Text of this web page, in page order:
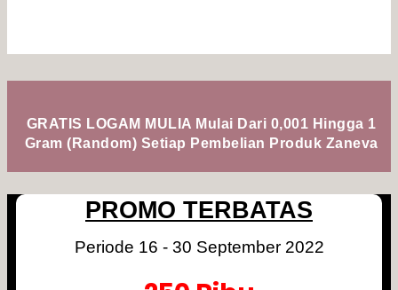
GRATIS LOGAM MULIA Mulai Dari 0,001 Hingga 1
Gram (Random) Setiap Pembelian Produk Zaneva
PROMO TERBATAS
Periode 16 - 30 September 2022